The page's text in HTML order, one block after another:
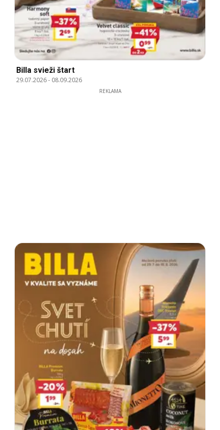
Billa svieži štart
29.07.2026- 08.09.2026
REKLAMA